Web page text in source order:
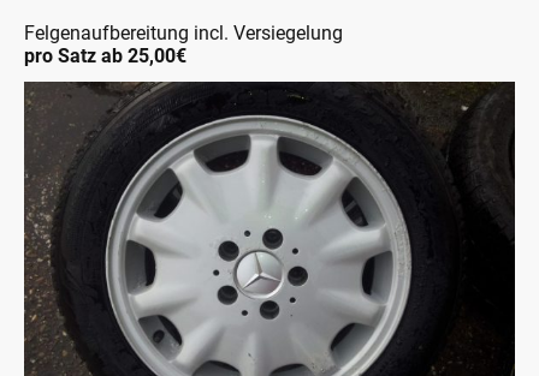
Felgenaufbereitung incl. Versiegelung
pro Satz ab 25,00€